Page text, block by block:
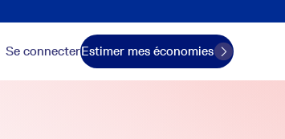
Se connecterEstimer mes économies